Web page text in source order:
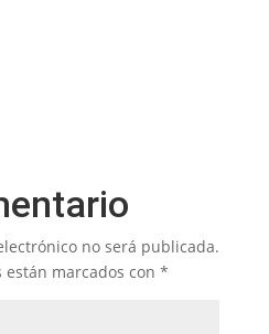
no será publicada.
están marcados con *